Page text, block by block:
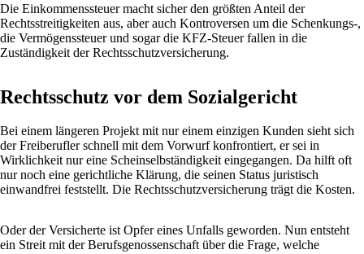
Die Einkommenssteuer macht sicher den größten Anteil der
Rechtsstreitigkeiten aus, aber auch Kontroversen um die Schenkungs-,
die Vermögenssteuer und sogar die KFZ-Steuer fallen in die
Zuständigkeit der Rechtsschutzversicherung.
Rechtsschutz vor dem Sozialgericht
Bei einem längeren Projekt mit nur einem einzigen Kunden sieht sich
der Freiberufler schnell mit dem Vorwurf konfrontiert, er sei in
Wirklichkeit nur eine Scheinselbständigkeit eingegangen. Da hilft oft
nur noch eine gerichtliche Klärung, die seinen Status juristisch
einwandfrei feststellt. Die Rechtsschutzversicherung trägt die Kosten.
Oder der Versicherte ist Opfer eines Unfalls geworden. Nun entsteht
ein Streit mit der Berufsgenossenschaft über die Frage, welche